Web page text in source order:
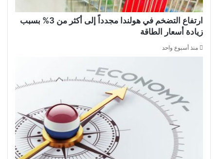
ارتفاع التضخم في هولندا مجدداً إلى أكثر من 3% بسبب
زيادة أسعار الطاقة
منذ أسبوع واحد